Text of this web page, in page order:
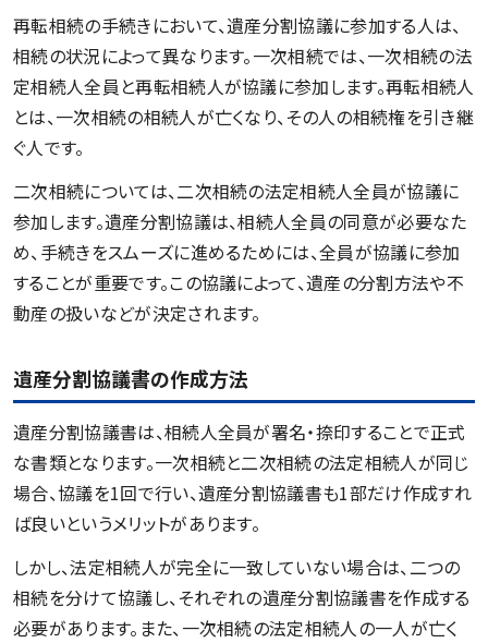
再転相続の手続きにおいて、遺産分割協議に参加する人は、
相続の状況によって異なります。一次相続では、一次相続の法
定相続人全員と再転相続人が協議に参加します。再転相続人
とは、一次相続の相続人が亡くなり、その人の相続権を引き継
ぐ人です。
二次相続については、二次相続の法定相続人全員が協議に
参加します。遺産分割協議は、相続人全員の同意が必要なた
め、手続きをスムーズに進めるためには、全員が協議に参加
することが重要です。この協議によって、遺産の分割方法や不
動産の扱いなどが決定されます。
遺産分割協議書の作成方法
遺産分割協議書は、相続人全員が署名・捺印することで正式
な書類となります。一次相続と二次相続の法定相続人が同じ
場合、協議を1回で行い、遺産分割協議書も1部だけ作成すれ
ば良いというメリットがあります。
しかし、法定相続人が完全に一致していない場合は、二つの
相続を分けて協議し、それぞれの遺産分割協議書を作成する
必要があります。また、一次相続の法定相続人の一人が亡く